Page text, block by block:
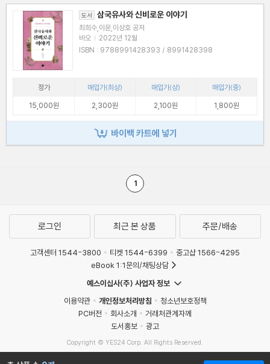
도서 삼국유사와 신비로운 이야기
최희수,이문,이상호 공저
바오 | 2022년 12월
ISBN : 9788991428393 / 8991428398
정가 매입가(최상) 매입가(상)
매입가(중)
15,000원
2,300원 2,100원 1,800원
바이백 카트에 넣기
1
로그인 최근 본 상품 주문/배송
고객센터 1544-3800 티켓 1544-6399
중고샵 1566-4295
eBook 1:1문의/채팅상담
예스이십사(주) 사업자 정보
이용약관
개인정보처리방침
청소년보호정책
PC버전
회사소개
거래처관계자께
도서홍보
광고
Copyright © YES24 Corp. All Rights Reserved.
MATOM8